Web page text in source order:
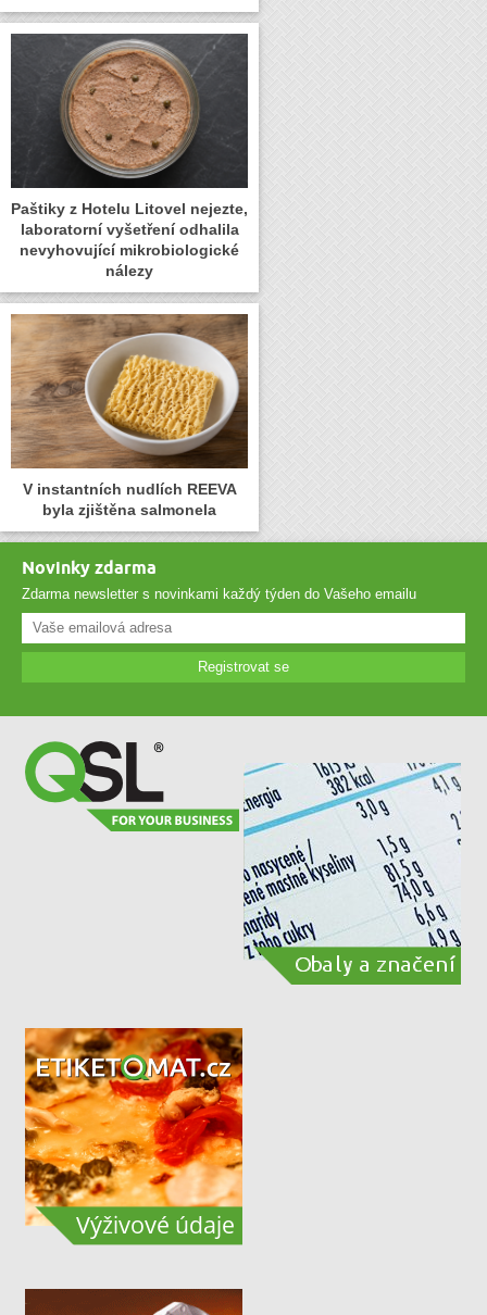
Paštiky z Hotelu Litovel nejezte,
laboratorní vyšetření odhalila
nevyhovující mikrobiologické
nálezy
V instantních nudlích REEVA
byla zjištěna salmonela
Novinky zdarma
Zdarma newsletter s novinkami každý týden do Vašeho emailu
Registrovat se